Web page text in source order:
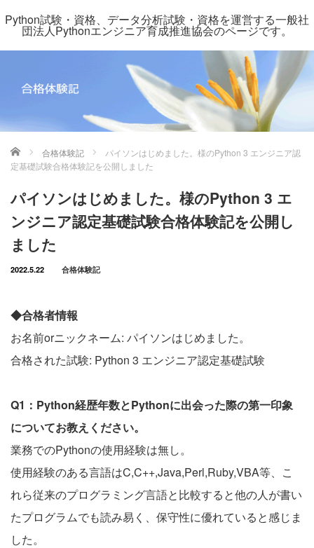
Python試験・資格、データ分析試験・資格を運営する一般社
団法人Pythonエンジニア育成推進協会のページです。
ホーム 合格体験記
パイソンはじめました。様のPython 3 エンジニア認
定基礎試験合格体験記を公開しました
パイソンはじめました。様のPython 3 エ
ンジニア認定基礎試験合格体験記を公開し
ました
2022.5.22 合格体験記
◆合格者情報
お名前orニックネーム: パイソンはじめました。
合格された試験: Python 3 エンジニア認定基礎試験
Q1：Python経歴年数とPythonに出会った際の第一印象
についてお教えください。
業務でのPythonの使用経験は無し。
使用経験のある言語はC,C++,Java,Perl,Ruby,VBA等、こ
れら従来のプログラミング言語と比較すると他の人が書い
たプログラムでも読み易く、保守性に優れていると感じま
した。